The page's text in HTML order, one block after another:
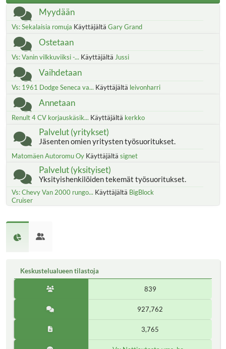
Myydään
Vs: Sekalaisia romuja Käyttäjältä Gary Grand
Ostetaan
Vs: Vanin vilkkuviiksi -... Käyttäjältä Jussi
Vaihdetaan
Vs: 1961 Dodge Seneca va... Käyttäjältä leivonharri
Annetaan
Renult 4 CV korjauskäsik... Käyttäjältä kerkko
Palvelut (yritykset)
Jäsenten omien yritysten työsuoritukset.
Matomäen Autoromu Oy Käyttäjältä signet
Palvelut (yksityiset)
Yksityishenkilöiden tekemät työsuoritukset.
Vs: Chevy Van 2000 rungo... Käyttäjältä BigBlock
Cruiser
Keskustelualueen tilastoja
839
927,762
3,765